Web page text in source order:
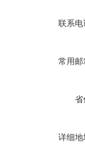
联系电
常用邮
省
详细地